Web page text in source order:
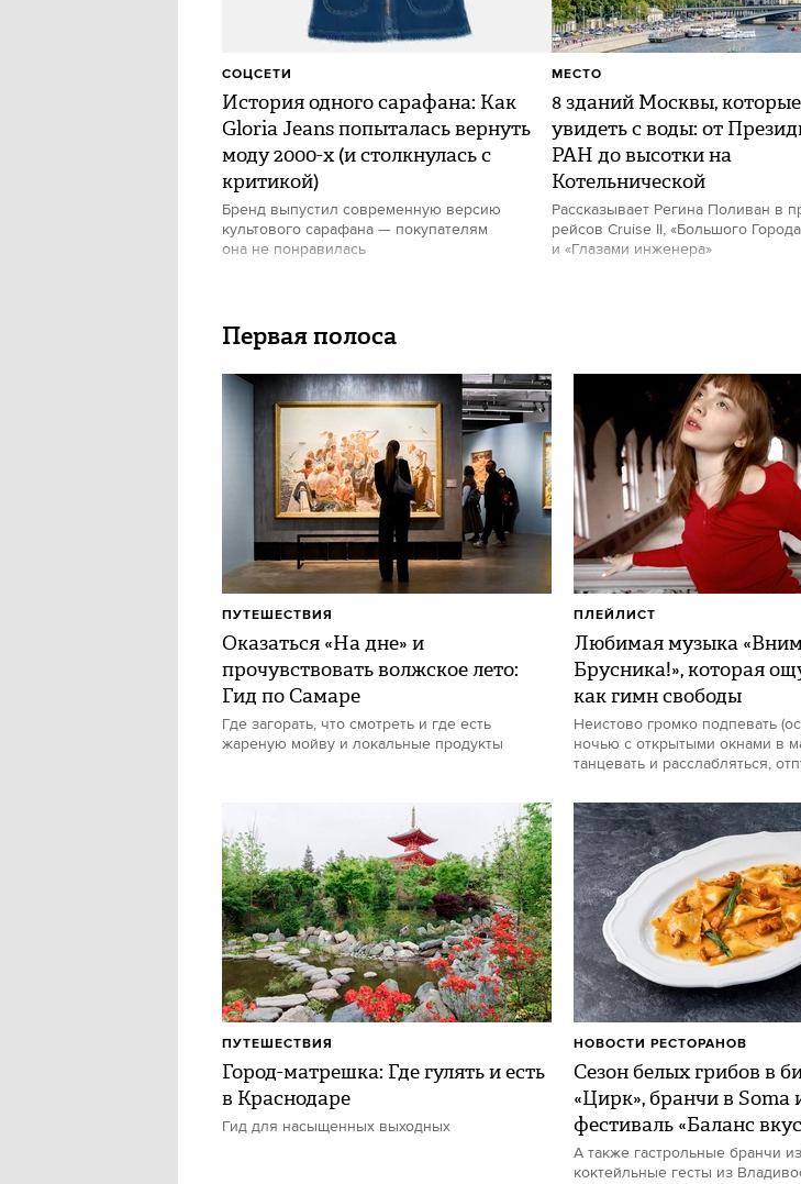
История одного сарафана: Как
Gloria Jeans попыталась вернуть
моду 2000-х (и столкнулась с
критикой)
Бренд выпустил современную версию
культового сарафана — покупателям
она не понравилась
СОЦСЕТИ
8 зданий Москвы,
увидеть с воды: от
РАН до высотки на
Котельнической
Рассказывает Регина Поливан в
рейсов Cruise II, «Большого
и «Глазами инженера»
МЕСТО
Первая полоса
Оказаться «На дне» и
прочувствовать волжское лето:
Гид по Самаре
Где загорать, что смотреть и где есть
жареную мойву и локальные продукты
ПУТЕШЕСТВИЯ
Любимая музыка
Брусника!», которая
как гимн свободы
Неистово громко подпевать
ночью с открытыми окнами в
танцевать и расслабляться,
ПЛЕЙЛИСТ
Город-матрешка: Где гулять и есть
в Краснодаре
Гид для насыщенных выходных
ПУТЕШЕСТВИЯ
Сезон белых грибов в
«Цирк», бранчи в Soma
фестиваль «Баланс
А также гастрольные бранчи
коктейльные гесты из
НОВОСТИ РЕСТОРАНОВ